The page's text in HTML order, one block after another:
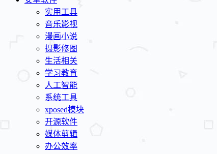
实用工具
音乐影视
漫画小说
摄影修图
生活相关
学习教育
人工智能
系统工具
xposed模块
开源软件
媒体剪辑
办公效率